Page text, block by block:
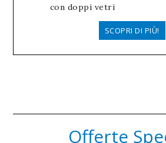
con doppi vetri
SCOPRI DI PIÙ!
Offerte